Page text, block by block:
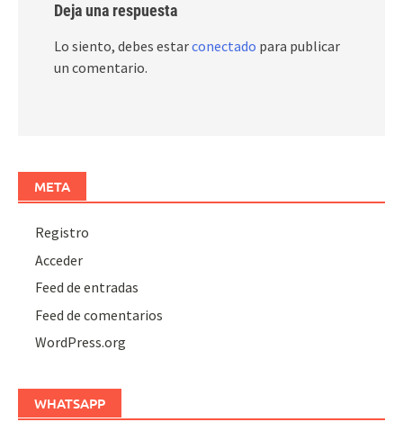
Deja una respuesta
Lo siento, debes estarconectado para publicar
un comentario.
META
Registro
Acceder
Feed de entradas
Feed de comentarios
WordPress.org
WHATSAPP